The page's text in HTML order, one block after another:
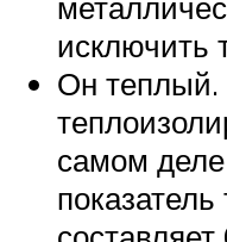
исключить
Он теплый.
самом